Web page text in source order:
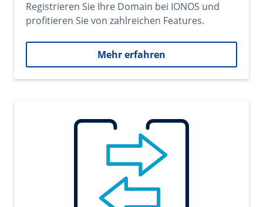
Registrieren Sie Ihre Domain bei IONOS und
profitieren Sie von zahlreichen Features.
Mehr erfahren